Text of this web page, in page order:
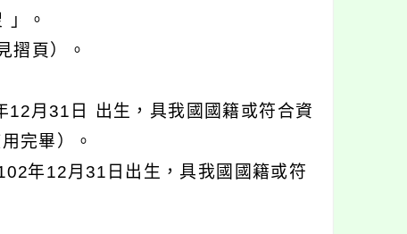
。
頁）。
月31日 出生，具我國國籍或符合資
完畢）。
年12月31日出生，具我國國籍或符